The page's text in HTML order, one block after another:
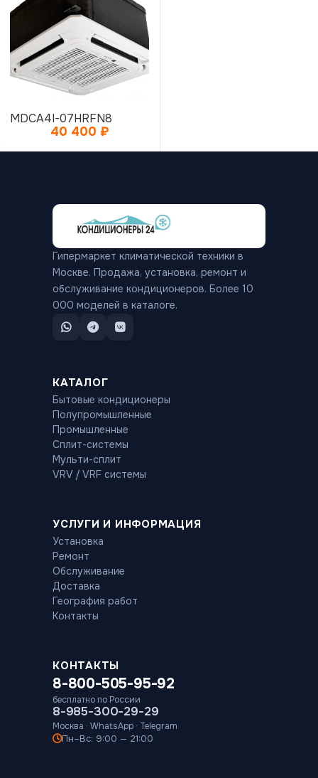
MDCA4I-07HRFN8
40 400 ₽
Гипермаркет климатической техники в
Москве. Продажа, установка, ремонт и
обслуживание кондиционеров. Более 10
000 моделей в каталоге.
КАТАЛОГ
Бытовые кондиционеры
Полупромышленные
Промышленные
Сплит-системы
Мульти-сплит
VRV / VRF системы
УСЛУГИ И ИНФОРМАЦИЯ
Установка
Ремонт
Обслуживание
Доставка
География работ
Контакты
КОНТАКТЫ
8-800-505-95-92
бесплатно по России
8-985-300-29-29
Москва · WhatsApp · Telegram
Пн–Вс: 9:00 — 21:00